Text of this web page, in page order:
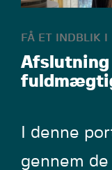
FÅ ET INDBLIK I
Afslutning
I denne
gennem